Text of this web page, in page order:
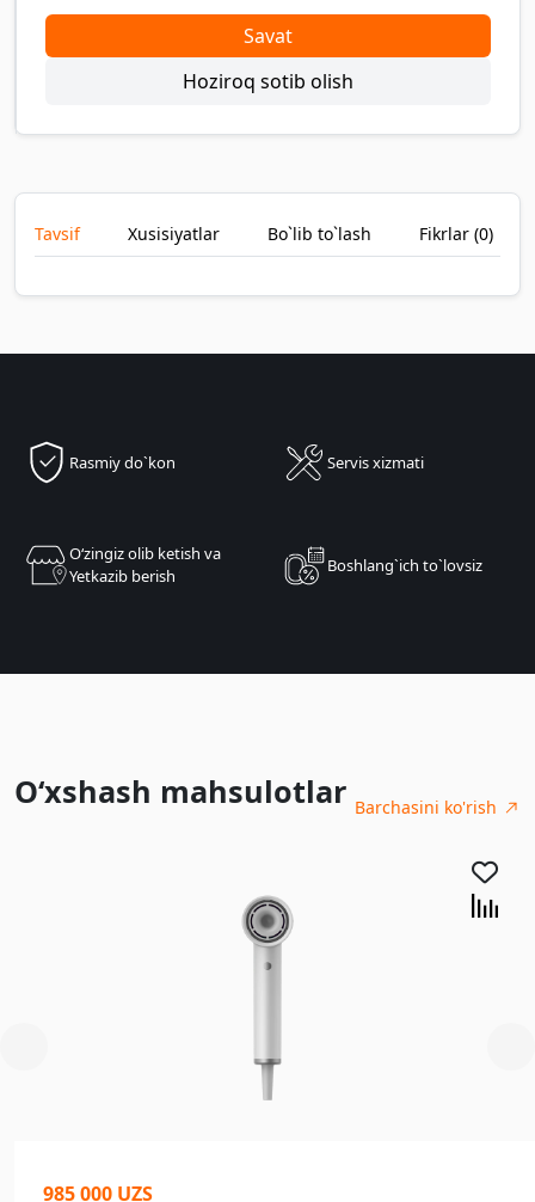
Savat
Hoziroq sotib olish
Tavsif Xusisiyatlar Bo`lib to`lash Fikrlar (0)
Rasmiy do`kon Servis xizmati
Oʻzingiz olib ketish va
Yetkazib berish
Boshlang`ich to`lovsiz
O‘xshash mahsulotlar Barchasini ko'rish
985 000 UZS